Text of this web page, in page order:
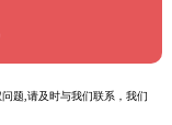
题,请及时与我们联系，我们